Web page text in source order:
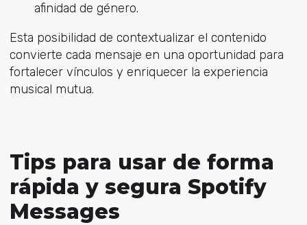
afinidad de género.
Esta posibilidad de contextualizar el contenido
convierte cada mensaje en una oportunidad para
fortalecer vínculos y enriquecer la experiencia
musical mutua.
Tips para usar de forma
rápida y segura Spotify
Messages